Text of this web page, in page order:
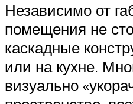
Независимо от
помещения не
каскадные
или на кухне.
визуально